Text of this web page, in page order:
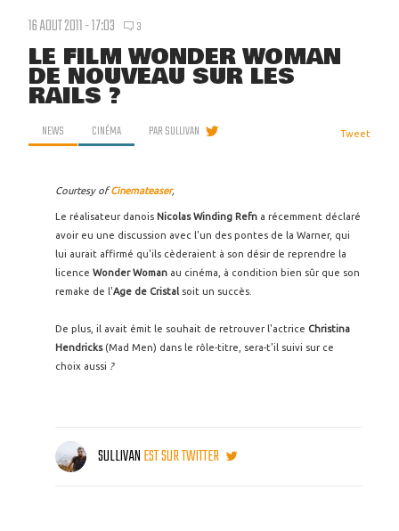
16 AOUT 2011 - 17:03 3
LE FILM WONDER WOMAN
DE NOUVEAU SUR LES
RAILS ?
NEWS CINÉMA PARSULLIVAN Tweet
Courtesy ofCinemateaser,
Le réalisateur danois Nicolas Winding Refn a récemment déclaré
avoir eu une discussion avec l'un des pontes de la Warner, qui
lui aurait affirmé qu'ils cèderaient à son désir de reprendre la
licence Wonder Woman au cinéma, à condition bien sûr que son
remake de l'Age de Cristal soit un succès.
De plus, il avait émit le souhait de retrouver l'actrice Christina
Hendricks(Mad Men) dans le rôle-titre, sera-t'il suivi sur ce
choix aussi ?
SULLIVANEST SUR TWITTER